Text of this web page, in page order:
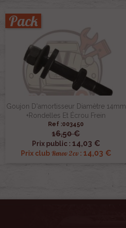
Goujon D'amortisseur Diamètre 14mm
+rondelles Et Écrou Frein
Ref :003450
16,50 €
Prix public : 14,03 €
Prix club Renov 2cv: 14,03 €
Pack
 Aperçu rapide